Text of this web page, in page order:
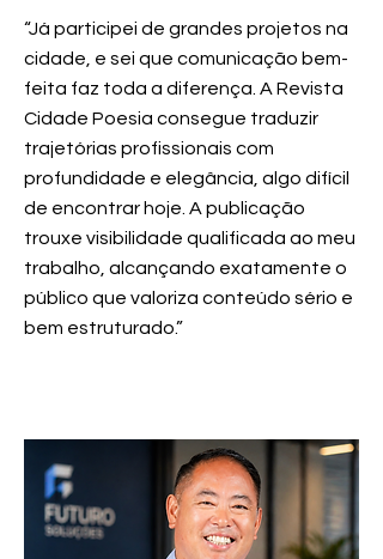
“Já participei de grandes projetos na
cidade, e sei que comunicação bem-
feita faz toda a diferença. A Revista
Cidade Poesia consegue traduzir
trajetórias profissionais com
profundidade e elegância, algo difícil
de encontrar hoje. A publicação
trouxe visibilidade qualificada ao meu
trabalho, alcançando exatamente o
público que valoriza conteúdo sério e
bem estruturado.”